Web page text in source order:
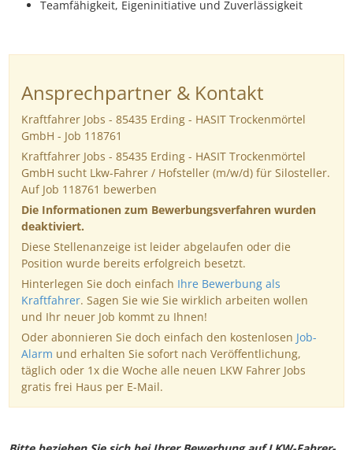
Teamfähigkeit, Eigeninitiative und Zuverlässigkeit
Ansprechpartner & Kontakt
Kraftfahrer Jobs - 85435 Erding - HASIT Trockenmörtel
GmbH - Job 118761
Kraftfahrer Jobs - 85435 Erding - HASIT Trockenmörtel
GmbH sucht Lkw-Fahrer / Hofsteller (m/w/d) für Silosteller.
Auf Job 118761 bewerben
Die Informationen zum Bewerbungsverfahren wurden
deaktiviert.
Diese Stellenanzeige ist leider abgelaufen oder die
Position wurde bereits erfolgreich besetzt.
Hinterlegen Sie doch einfach Ihre Bewerbung als
Kraftfahrer. Sagen Sie wie Sie wirklich arbeiten wollen
und Ihr neuer Job kommt zu Ihnen!
Oder abonnieren Sie doch einfach den kostenlosen Job-
Alarm und erhalten Sie sofort nach Veröffentlichung,
täglich oder 1x die Woche alle neuen LKW Fahrer Jobs
gratis frei Haus per E-Mail.